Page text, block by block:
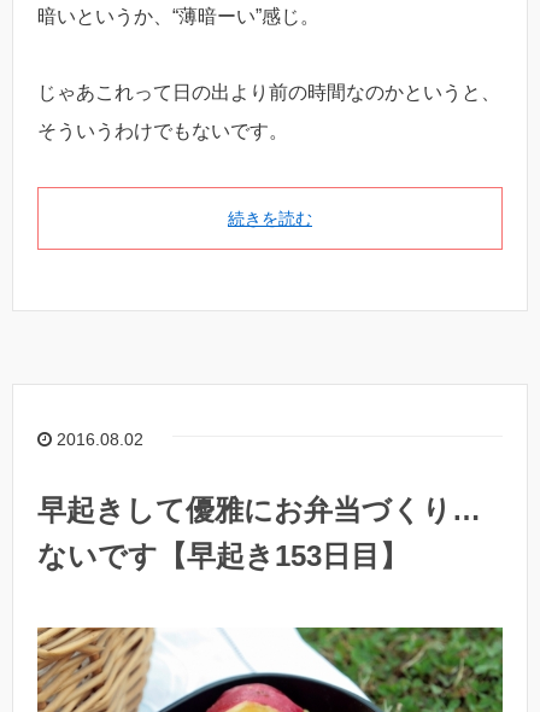
暗いというか、“薄暗ーい”感じ。
じゃあこれって日の出より前の時間なのかというと、
そういうわけでもないです。
続きを読む
2016.08.02
早起きして優雅にお弁当づくり…
ないです【早起き153日目】